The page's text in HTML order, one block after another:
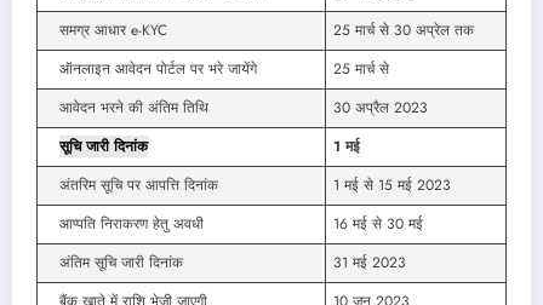
समग्र आधार e-KYC
25 मार्च से 30 अप्रेल तक
ऑनलाइन आवेदन पोर्टल पर भरे जायेंगे
25 मार्च से
आवेदन भरने की अंतिम तिथि
30 अप्रैल 2023
सूचि जारी दिनांक
1 मई
अंतरिम सूचि पर आपत्ति दिनांक
1 मई से 15 मई 2023
आप्पति निराकरण हेतु अवधी
16 मई से 30 मई
अंतिम सूचि जारी दिनांक
31 मई 2023